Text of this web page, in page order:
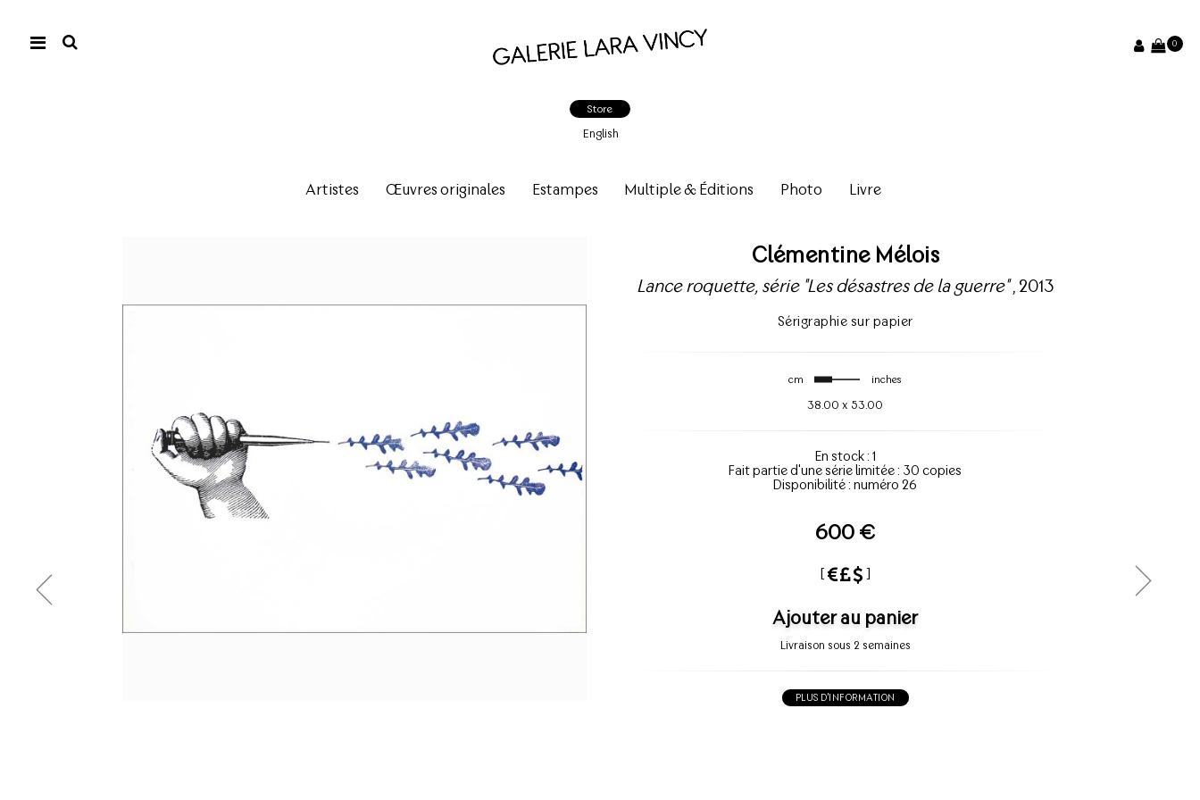
0
Store
English
Artistes Œuvres originales Estampes Multiple & Éditions Photo Livre
Clémentine Mélois
Lance roquette, série "Les désastres de la guerre", 2013
Sérigraphie sur papier
cm inches
38.00 x 53.00
En stock : 1
Fait partie d'une série limitée : 30 copies
Disponibilité : numéro 26
600 €
[ ]
Ajouter au panier
Livraison sous 2 semaines
PLUS D'INFORMATION